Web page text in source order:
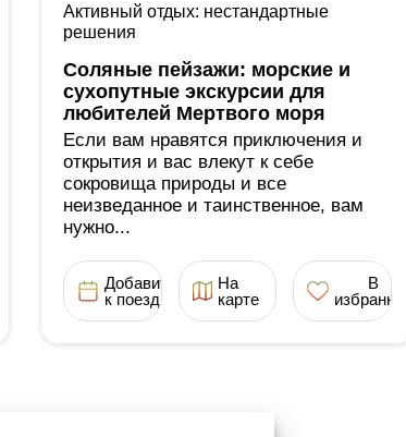
Активный отдых: нестандартные
решения
Соляные пейзажи: морские и
сухопутные экскурсии для
любителей Мертвого моря
Если вам нравятся приключения и
открытия и вас влекут к себе
сокровища природы и все
неизведанное и таинственное, вам
нужно...
Добавить
к поездке
На
карте
В
избранное